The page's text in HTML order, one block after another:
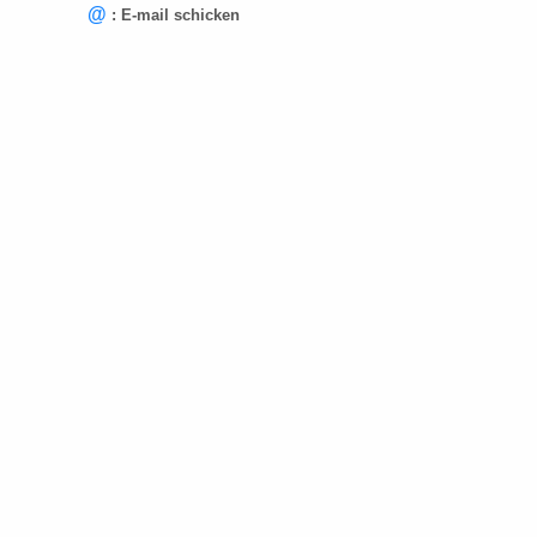
@ : E-mail schicken